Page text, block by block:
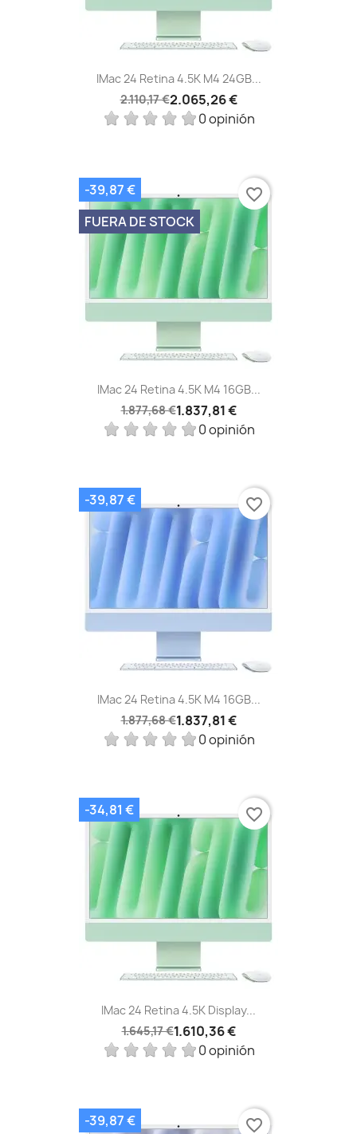
IMac 24 Retina 4.5K M4 24GB...
2.110,17 €2.065,26 €
0 opinión
IMac 24 Retina 4.5K M4 16GB...
1.877,68 €1.837,81 €
0 opinión
-39,87 €
FUERA DE STOCK
favorite_border
IMac 24 Retina 4.5K M4 16GB...
1.877,68 €1.837,81 €
0 opinión
-39,87 € favorite_border
IMac 24 Retina 4.5K Display...
1.645,17 €1.610,36 €
0 opinión
-34,81 € favorite_border
-39,87 € favorite_border